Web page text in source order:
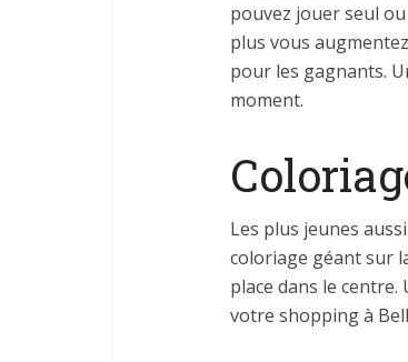
pouvez jouer seul
plus vous
pour les gagnants.
moment.
Les plus jeunes
coloriage géant sur
place dans le
votre shopping à